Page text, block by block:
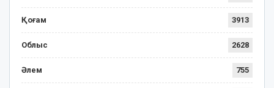
Қоғам 3913
Облыс 2628
Әлем 755